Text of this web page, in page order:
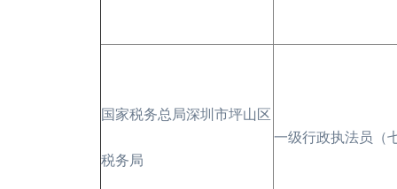
国家税务总局深圳市坪山区
税务局
一级行政执法员（